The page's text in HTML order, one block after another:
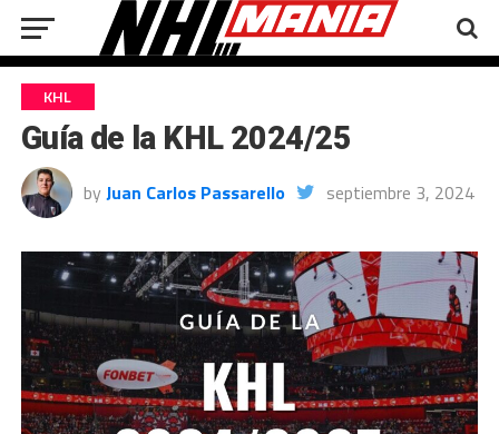
KHL
Guía de la KHL 2024/25
by Juan Carlos Passarello septiembre 3, 2024